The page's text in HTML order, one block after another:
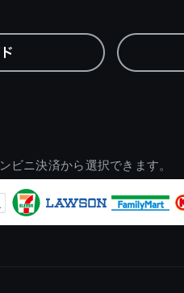
ビニ決済から選択できます。